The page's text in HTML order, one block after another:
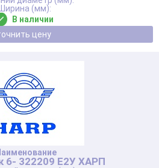
В наличии
Уточнить цену
6- 322209 Е2У ХАРП